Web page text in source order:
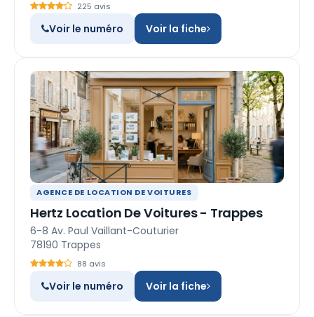
225 avis
Voir le numéro Voir la fiche
AGENCE DE LOCATION DE VOITURES
Hertz Location De Voitures - Trappes
6-8 Av. Paul Vaillant-Couturier
78190 Trappes
88 avis
Voir le numéro Voir la fiche